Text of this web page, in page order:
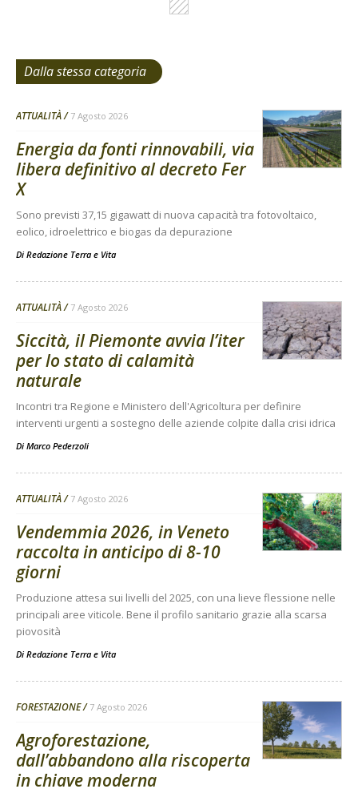
Dalla stessa categoria
ATTUALITÀ 7 Agosto 2026
Energia da fonti rinnovabili, via
libera definitivo al decreto Fer
X
Sono previsti 37,15 gigawatt di nuova capacità tra fotovoltaico,
eolico, idroelettrico e biogas da depurazione
Di Redazione Terra e Vita
ATTUALITÀ 7 Agosto 2026
Siccità, il Piemonte avvia l’iter
per lo stato di calamità
naturale
Incontri tra Regione e Ministero dell'Agricoltura per definire
interventi urgenti a sostegno delle aziende colpite dalla crisi idrica
Di Marco Pederzoli
ATTUALITÀ 7 Agosto 2026
Vendemmia 2026, in Veneto
raccolta in anticipo di 8-10
giorni
Produzione attesa sui livelli del 2025, con una lieve flessione nelle
principali aree viticole. Bene il profilo sanitario grazie alla scarsa
piovosità
Di Redazione Terra e Vita
FORESTAZIONE 7 Agosto 2026
Agroforestazione,
dall’abbandono alla riscoperta
in chiave moderna